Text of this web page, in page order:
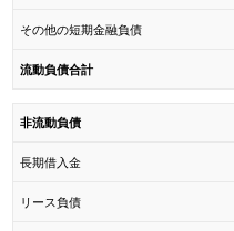
その他の短期金融負債
流動負債合計
非流動負債
長期借入金
リース負債